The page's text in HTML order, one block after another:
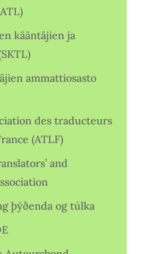
kääntäjien ja
ammattiosasto
des traducteurs
(ATLF)
and
þýðenda og túlka